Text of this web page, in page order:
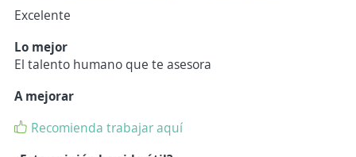
Excelente
Lo mejor
El talento humano que te asesora
A mejorar
Recomienda trabajar aquí